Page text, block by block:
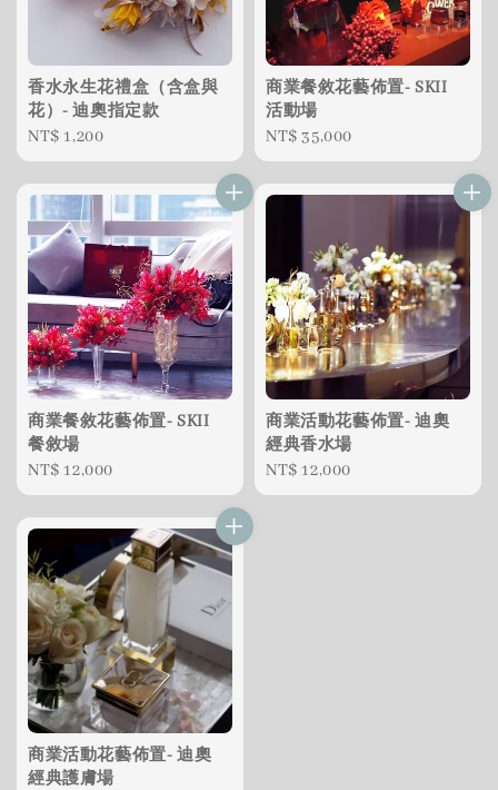
香水永生花禮盒（含盒與
花）- 迪奧指定款
Regular
price
NT$ 1,200
商業餐敘花藝佈置- SKII
活動場
Regular
price
NT$ 35,000
商業餐敘花藝佈置- SKII
餐敘場
Regular
price
NT$ 12,000
商業活動花藝佈置- 迪奧
經典香水場
Regular
price
NT$ 12,000
商業活動花藝佈置- 迪奧
經典護膚場